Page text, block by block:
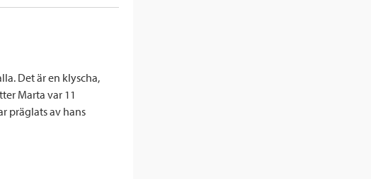
Det är en klyscha,
Marta var 11
präglats av hans